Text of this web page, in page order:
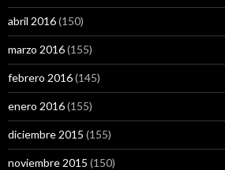
abril 2016(150)
marzo 2016(155)
febrero 2016(145)
enero 2016(155)
diciembre 2015 (155)
noviembre 2015 (150)